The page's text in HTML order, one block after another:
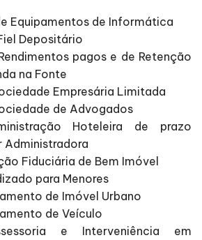
Equipamentos de Informática
Depositário
pagos e de Retenção
na Fonte
Empresária Limitada
de Advogados
Hoteleira de prazo
Administradora
Fiduciária de Bem Imóvel
para Menores
de Imóvel Urbano
de Veículo
e Interveniência em